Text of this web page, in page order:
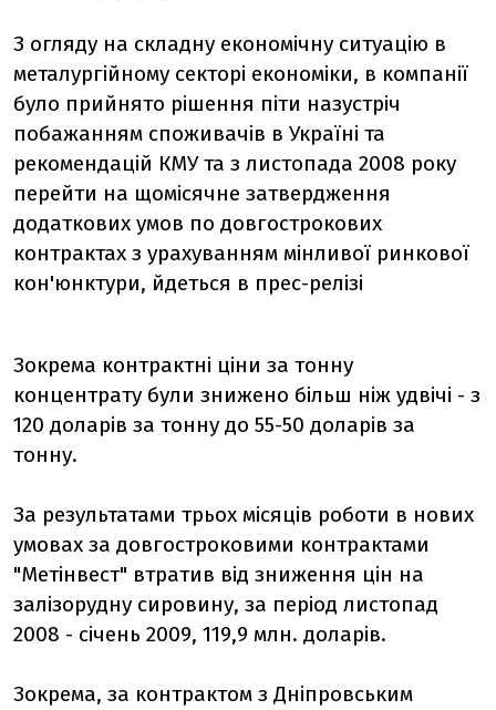
З огляду на складну економічну ситуацію в
металургійному секторі економіки, в компанії
було прийнято рішення піти назустріч
побажанням споживачів в Україні та
рекомендацій КМУ та з листопада 2008 року
перейти на щомісячне затвердження
додаткових умов по довгострокових
контрактах з урахуванням мінливої ринкової
кон'юнктури, йдеться в прес-релізі
Зокрема контрактні ціни за тонну
концентрату були знижено більш ніж удвічі - з
120 доларів за тонну до 55-50 доларів за
тонну.
За результатами трьох місяців роботи в нових
умовах за довгостроковими контрактами
"Метінвест" втратив від зниження цін на
залізорудну сировину, за період листопад
2008 - січень 2009, 119,9 млн. доларів.
Зокрема, за контрактом з Дніпровським